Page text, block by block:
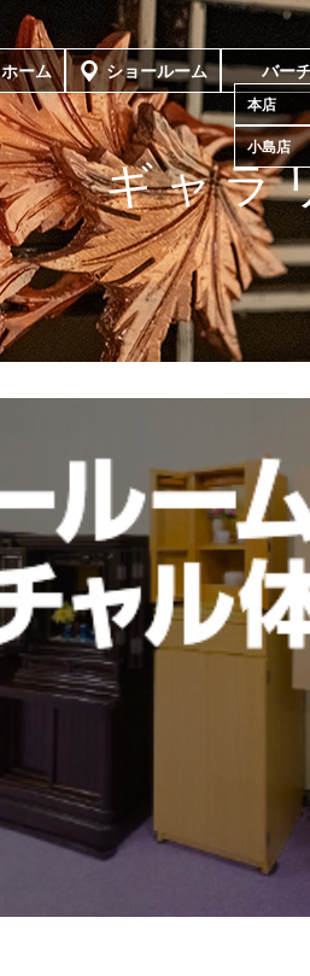
ホーム ショールーム バー
本店
小島店
ギャラ